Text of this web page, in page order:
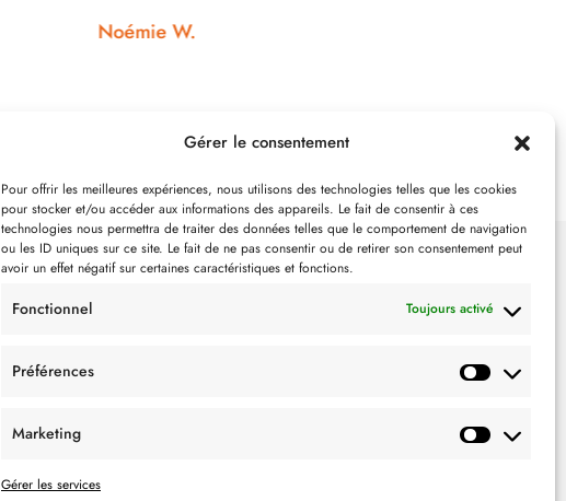
Gérer le consentement
Pour offrir les meilleures expériences, nous utilisons des technologies telles que les cookies
pour stocker et/ou accéder aux informations des appareils. Le fait de consentir à ces
technologies nous permettra de traiter des données telles que le comportement de navigation
ou les ID uniques sur ce site. Le fait de ne pas consentir ou de retirer son consentement peut
avoir un effet négatif sur certaines caractéristiques et fonctions.
Fonctionnel Toujours activé
Préférences
Marketing
Gérer les services
SUIVEZ-NOUS